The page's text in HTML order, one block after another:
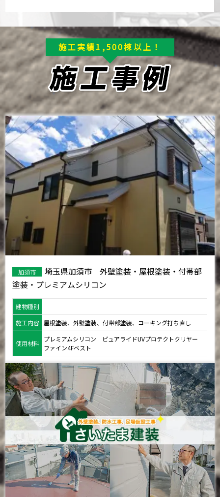
施工実績1,500棟以上！
加須市
埼玉県加須市 外壁塗装・屋根塗装・付帯部
塗装・プレミアムシリコン
建物種別
施工内容 屋根塗装、外壁塗装、付帯部塗装、コーキング打ち直し
使用材料
プレミアムシリコン ピュアライドUVプロテクトクリヤー
ファイン4Fベスト